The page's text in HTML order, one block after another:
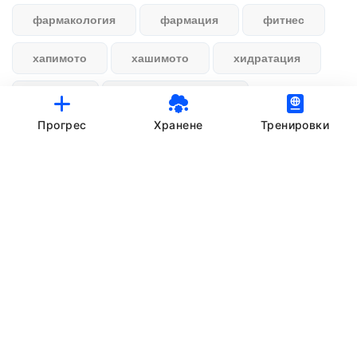
фармакология фармация фитнес
хапимото хашимото хидратация
хранене хранителен режим
Прогрес Хранене Тренировки